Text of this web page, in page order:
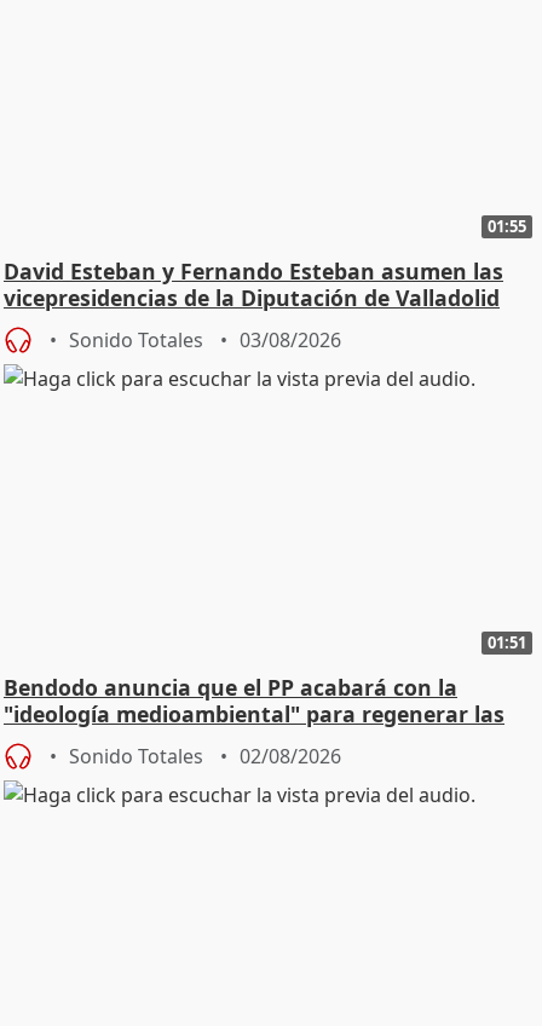
01:55
David Esteban y Fernando Esteban asumen las
vicepresidencias de la Diputación de Valladolid
Sonido Totales 03/08/2026
01:51
Bendodo anuncia que el PP acabará con la
"ideología medioambiental" para regenerar las
playas
Sonido Totales 02/08/2026